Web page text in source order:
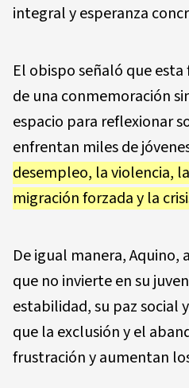
integral y esperanza
El obispo señaló que
de una conmemoración
espacio para reflexionar
enfrentan miles de
desempleo, la violencia,
migración forzada y la
De igual manera, Aquino,
que no invierte en su
estabilidad, su paz social
que la exclusión y el
frustración y aumentan